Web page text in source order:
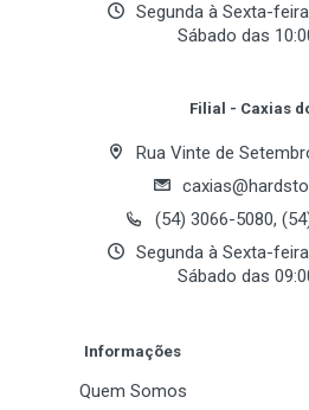
CAS LatencySegunda à Sexta-
Sábado das
Filial - Caxias
Rua Vinte de
(54) 3066-5080,
Segunda à Sexta-
Sábado das
Informações
Quem Somos